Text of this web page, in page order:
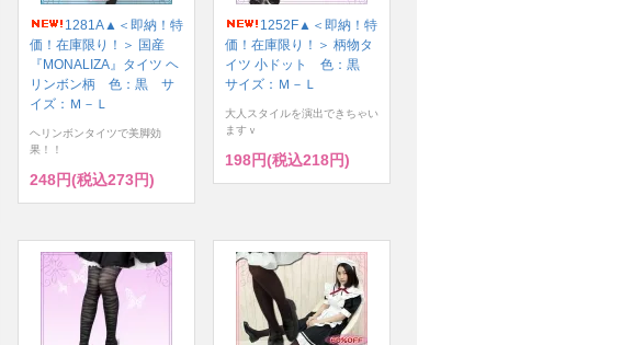
1281A▲＜即納！特
価！在庫限り！＞ 国産
『MONALIZA』タイツ ヘ
リンボン柄 色：黒 サ
イズ：Ｍ－Ｌ
ヘリンボンタイツで美脚効
果！！
248円(税込273円)
1252F▲＜即納！特
価！在庫限り！＞ 柄物タ
イツ 小ドット 色：黒
サイズ：Ｍ－Ｌ
大人スタイルを演出できちゃい
ますｖ
198円(税込218円)